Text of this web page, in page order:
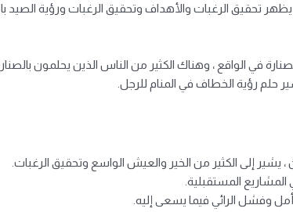
تحقيق الرغبات والأهداف وتحقيق الرغبات ورؤية الصيد
في الواقع ، وهناك الكثير من الناس الذين يحلمون
حلم رؤية الخطاف في المنام للرجل.
يشير إلى الكثير من الخير والعيش الواسع وتحقيق الرغبات.
المستقبلية.
وفشل الرائي فيما يسعى إليه.